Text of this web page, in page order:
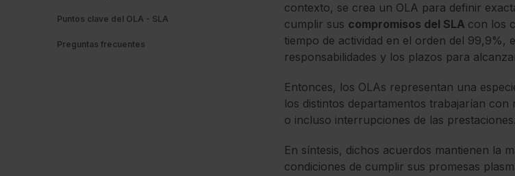
Puntos clave del OLA - SLA
Preguntas frecuentes
contexto, se crea un OLA para definir
cumplir sus compromisos del SLA con los
tiempo de actividad en el orden del 99,9%,
responsabilidades y los plazos para
Entonces, los OLAs representan una
los distintos departamentos trabajarían
o incluso interrupciones de las prestaciones.
En síntesis, dichos acuerdos mantienen la
condiciones de cumplir sus promesas